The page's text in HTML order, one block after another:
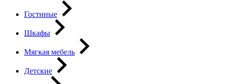
Гостиные
Шкафы
Мягкая мебель
Детские